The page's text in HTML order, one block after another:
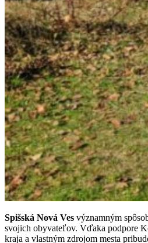
Spišská Nová Ves významným
svojich obyvateľov. Vďaka podpore
kraja a vlastným zdrojom mesta